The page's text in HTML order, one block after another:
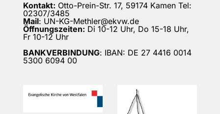
Kontakt: Otto-Prein-Str. 17, 59174 Kamen Tel:
02307/3485
Mail: UN-KG-Methler@ekvw.de
Öffnungszeiten: Di 10-12 Uhr, Do 15-18 Uhr,
Fr 10-12 Uhr
BANKVERBINDUNG: IBAN: DE 27 4416 0014
5300 6094 00